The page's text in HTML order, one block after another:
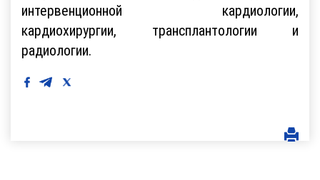
интервенционной кардиологии,
кардиохирургии, трансплантологии и
радиологии.